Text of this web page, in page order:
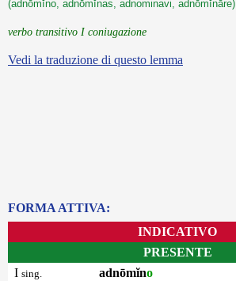
(adnōmĭno, adnōmĭnas, adnominavi, adnōmĭnāre)
verbo transitivo I coniugazione
Vedi la traduzione di questo lemma
FORMA ATTIVA:
INDICATIVO
PRESENTE
I sing. adnōmĭno